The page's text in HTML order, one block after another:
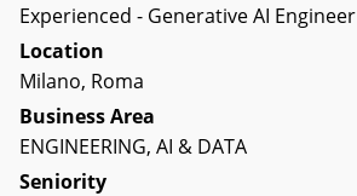
Experienced - Generative AI Engineer
Location
Milano, Roma
Business Area
ENGINEERING, AI & DATA
Seniority